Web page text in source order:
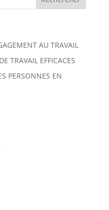
AU TRAVAIL
TRAVAIL EFFICACES
PERSONNES EN